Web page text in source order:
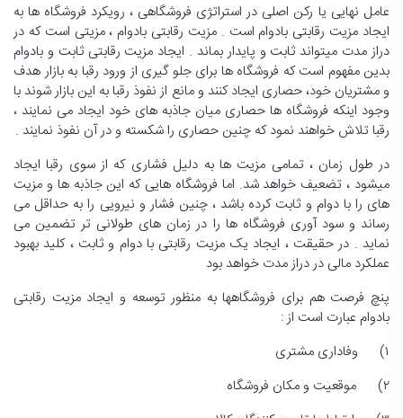
عامل نهایی یا رکن اصلی در استراتژی فروشگاهی ، رویکرد فروشگاه ها به
ایجاد مزیت رقابتی بادوام است . مزیت رقابتی بادوام ، مزیتی است که در
دراز مدت میتواند ثابت و پایدار بماند . ایجاد مزیت رقابتی ثابت و بادوام
بدین مفهوم است که فروشگاه ها برای جلو گیری از ورود رقبا به بازار هدف
و مشتریان خود، حصاری ایجاد کنند و مانع از نفوذ رقبا به این بازار شوند با
وجود اینکه فروشگاه ها حصاری میان جاذبه های خود ایجاد می نمایند ،
رقبا تلاش خواهند نمود که چنین حصاری را شکسته و در آن نفوذ نمایند .
در طول زمان ، تمامی مزیت ها به دلیل فشاری که از سوی رقبا ایجاد
میشود ، تضعیف خواهد شد. اما فروشگاه هایی که این جاذبه ها و مزیت
های را با دوام و ثابت کرده باشد ، چنین فشار و نیرویی را به حداقل می
رساند و سود آوری فروشگاه ها را در زمان های طولانی تر تضمین می
نماید . در حقیقت ، ایجاد یک مزیت رقابتی با دوام و ثابت ، کلید بهبود
عملکرد مالی در دراز مدت خواهد بود
پنچ فرصت هم برای فروشگاهها به منظور توسعه و ایجاد مزیت رقابتی
بادوام عبارت است از :
۱) وفاداری مشتری
۲) موقعیت و مکان فروشگاه